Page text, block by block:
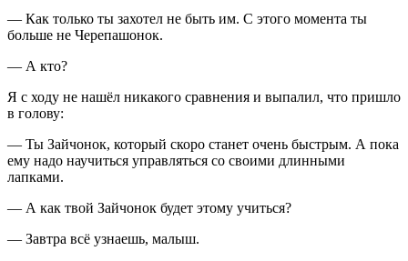
— Как только ты захотел не быть им. С этого момента ты
больше не Черепашонок.
— А кто?
Я с ходу не нашёл никакого сравнения и выпалил, что пришло
в голову:
— Ты Зайчонок, который скоро станет очень быстрым. А пока
ему надо научиться управляться со своими длинными
лапками.
— А как твой Зайчонок будет этому учиться?
— Завтра всё узнаешь, малыш.